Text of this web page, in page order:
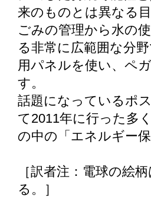
来のものとは異なる
ごみの管理から水の
る非常に広範囲な分
用パネルを使い、ペ
す。
話題になっているポ
て2011年に行った多
の中の「エネルギー
［訳者注：電球の絵
る。］